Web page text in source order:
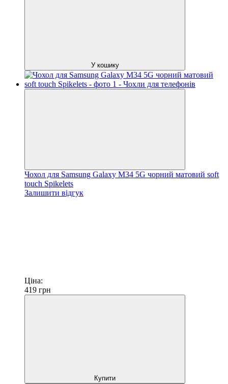
У кошику
Чохол для Samsung Galaxy M34 5G чорний матовий soft
touch Spikelets
Залишити відгук
Ціна:
419 грн
Купити